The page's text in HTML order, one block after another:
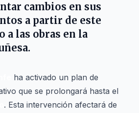
cambios en sus
a partir de este
a las obras en la
ha activado un plan de
que se prolongará hasta el
. Esta intervención afectará de